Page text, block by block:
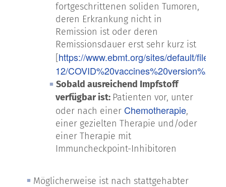
fortgeschrittenen soliden Tumoren,
deren Erkrankung nicht in
Remission ist oder deren
Remissionsdauer erst sehr kurz ist
https://www.ebmt.org/sites/default/files/
12/
Sobald ausreichend Impfstoff
verfügbar ist: Patienten vor, unter
oder nach einer Chemotherapie,
einer gezielten Therapie und/oder
einer Therapie mit
Immuncheckpoint-Inhibitoren
Möglicherweise ist nach stattgehabter